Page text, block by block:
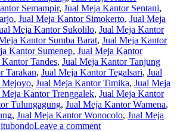
Semampir, Jual Meja Kantor Sentani,
, Jual Meja Kantor Simokerto, Jual Meja
Meja Kantor Sukolilo, Jual Meja Kantor
Kantor Sumba Barat, Jual Meja Kantor
Kantor Sumenep, Jual Meja Kantor
Tandes, Jual Meja Kantor Tanjung
Tarakan, Jual Meja Kantor Tegalsari, Jual
Mejoyo, Jual Meja Kantor Timika, Jual Meja
Meja Kantor Trenggalek, Jual Meja Kantor
Tulungagung, Jual Meja Kantor Wamena,
, Jual Meja Kantor Wonocolo, Jual Meja
Leave a comment